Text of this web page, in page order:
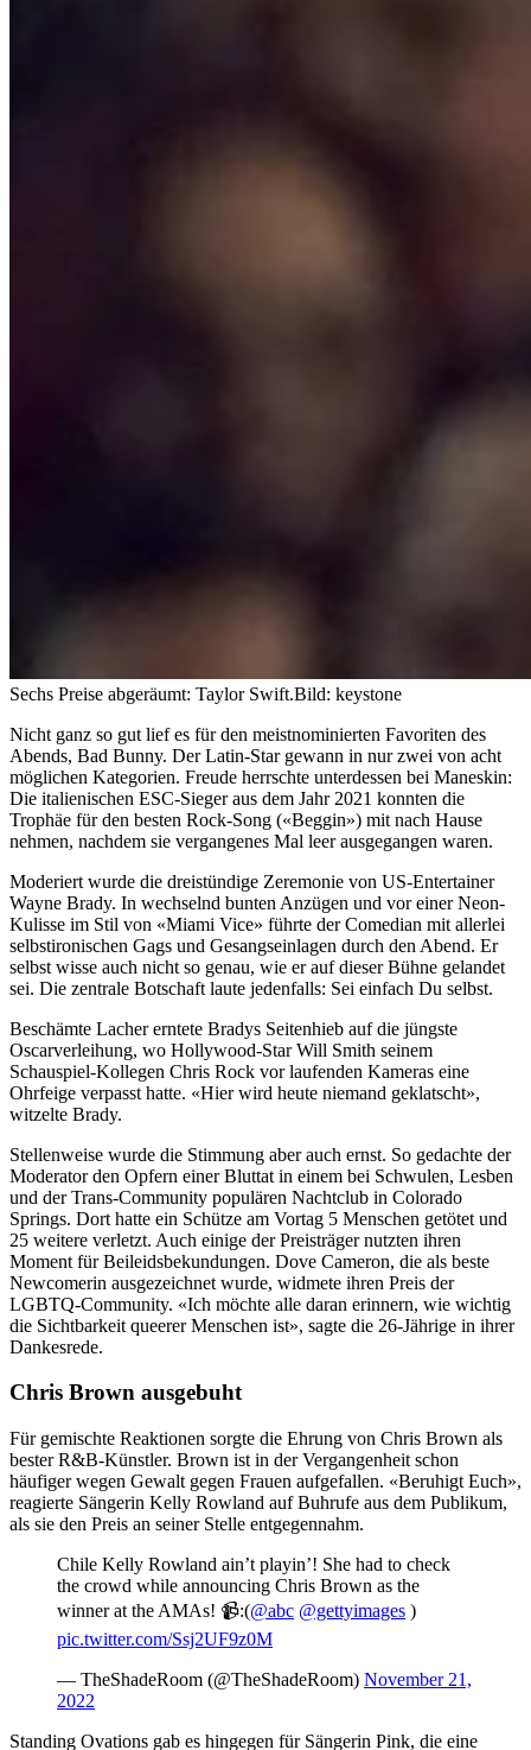
Sechs Preise abgeräumt: Taylor Swift.Bild: keystone
Nicht ganz so gut lief es für den meistnominierten Favoriten des
Abends, Bad Bunny. Der Latin-Star gewann in nur zwei von acht
möglichen Kategorien. Freude herrschte unterdessen bei Maneskin:
Die italienischen ESC-Sieger aus dem Jahr 2021 konnten die
Trophäe für den besten Rock-Song («Beggin») mit nach Hause
nehmen, nachdem sie vergangenes Mal leer ausgegangen waren.
Moderiert wurde die dreistündige Zeremonie von US-Entertainer
Wayne Brady. In wechselnd bunten Anzügen und vor einer Neon-
Kulisse im Stil von «Miami Vice» führte der Comedian mit allerlei
selbstironischen Gags und Gesangseinlagen durch den Abend. Er
selbst wisse auch nicht so genau, wie er auf dieser Bühne gelandet
sei. Die zentrale Botschaft laute jedenfalls: Sei einfach Du selbst.
Beschämte Lacher erntete Bradys Seitenhieb auf die jüngste
Oscarverleihung, wo Hollywood-Star Will Smith seinem
Schauspiel-Kollegen Chris Rock vor laufenden Kameras eine
Ohrfeige verpasst hatte. «Hier wird heute niemand geklatscht»,
witzelte Brady.
Stellenweise wurde die Stimmung aber auch ernst. So gedachte der
Moderator den Opfern einer Bluttat in einem bei Schwulen, Lesben
und der Trans-Community populären Nachtclub in Colorado
Springs. Dort hatte ein Schütze am Vortag 5 Menschen getötet und
25 weitere verletzt. Auch einige der Preisträger nutzten ihren
Moment für Beileidsbekundungen. Dove Cameron, die als beste
Newcomerin ausgezeichnet wurde, widmete ihren Preis der
LGBTQ-Community. «Ich möchte alle daran erinnern, wie wichtig
die Sichtbarkeit queerer Menschen ist», sagte die 26-Jährige in ihrer
Dankesrede.
Chris Brown ausgebuht
Für gemischte Reaktionen sorgte die Ehrung von Chris Brown als
bester R&B-Künstler. Brown ist in der Vergangenheit schon
häufiger wegen Gewalt gegen Frauen aufgefallen. «Beruhigt Euch»,
reagierte Sängerin Kelly Rowland auf Buhrufe aus dem Publikum,
als sie den Preis an seiner Stelle entgegennahm.
Chile Kelly Rowland ain’t playin’! She had to check
the crowd while announcing Chris Brown as the
winner at the AMAs! 📹:(@abc @gettyimages )
pic.twitter.com/Ssj2UF9z0M
— TheShadeRoom (@TheShadeRoom) November 21,
2022
Standing Ovations gab es hingegen für Sängerin Pink, die eine